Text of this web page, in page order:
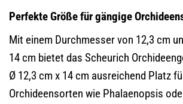
Perfekte Größe für gängige
Mit einem Durchmesser von 12,3 cm
14 cm bietet das Scheurich
Ø 12,3 cm x 14 cm ausreichend Platz
Orchideensorten wie Phalaenopsis